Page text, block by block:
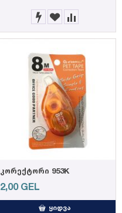
კორექტორი 953K
2,00 GEL
ᲧᲘᲓᲕᲐ